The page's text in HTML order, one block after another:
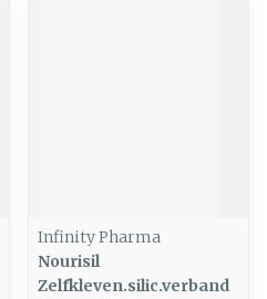
Infinity Pharma
Nourisil
Zelfkleven.silic.verband